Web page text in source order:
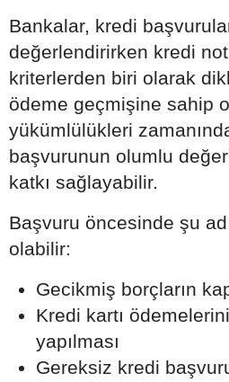
Bankalar, kredi
değerlendirirken kredi
kriterlerden biri olarak
ödeme geçmişine sahip
yükümlülükleri
başvurunun olumlu
katkı sağlayabilir.
Başvuru öncesinde şu
olabilir:
Gecikmiş borçların
Kredi kartı
yapılması
Gereksiz kredi